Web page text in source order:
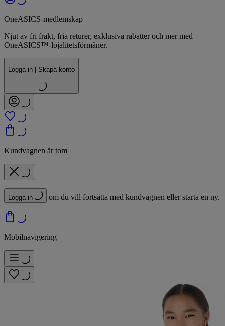
OneASICS-medlemskap
Njut av fri frakt, fria returer, exklusiva rabatter och mer med
OneASICS™-lojalitetsförmåner.
Logga in | Skapa konto
Kundvagnen är tom
Logga in om du vill fortsätta med kundvagnen eller starta en ny.
Mobilnavigering